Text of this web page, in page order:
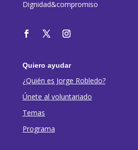
Dignidad&compromiso
Quiero ayudar
¿Quién es Jorge Robledo?
Únete al voluntariado
Temas
Programa